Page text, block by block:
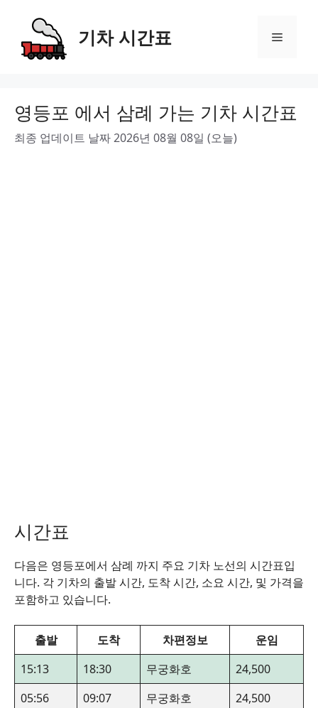
content
기차 시간표 Menu
영등포 에서 삼례 가는 기차 시간표
최종 업데이트 날짜 2026년 08월 08일 (오늘)
시간표
다음은 영등포에서 삼례 까지 주요 기차 노선의 시간표입
니다. 각 기차의 출발 시간, 도착 시간, 소요 시간, 및 가격을
포함하고 있습니다.
출발 도착 차편정보
운임
15:13
18:30 무궁화호
24,500
05:56
09:07 무궁화호
24,500